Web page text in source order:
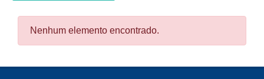
Nenhum elemento encontrado.